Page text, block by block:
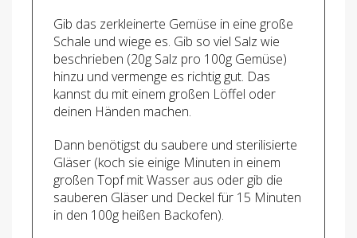
Gib das zerkleinerte Gemüse in eine große
Schale und wiege es. Gib so viel Salz wie
beschrieben (20g Salz pro 100g Gemüse)
hinzu und vermenge es richtig gut. Das
kannst du mit einem großen Löffel oder
deinen Händen machen.
Dann benötigst du saubere und sterilisierte
Gläser (koch sie einige Minuten in einem
großen Topf mit Wasser aus oder gib die
sauberen Gläser und Deckel für 15 Minuten
in den 100g heißen Backofen).